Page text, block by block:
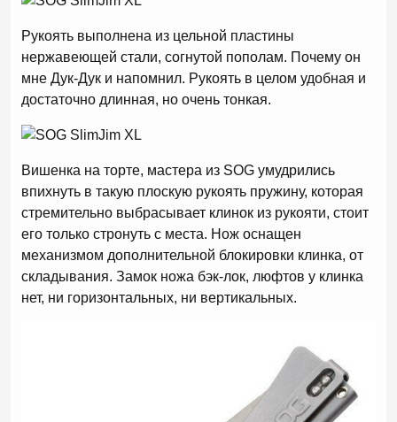
Рукоять выполнена из цельной пластины
нержавеющей стали, согнутой пополам. Почему он
мне Дук-Дук и напомнил. Рукоять в целом удобная и
достаточно длинная, но очень тонкая.
Вишенка на торте, мастера из SOG умудрились
впихнуть в такую плоскую рукоять пружину, которая
стремительно выбрасывает клинок из рукояти, стоит
его только стронуть с места. Нож оснащен
механизмом дополнительной блокировки клинка, от
складывания. Замок ножа бэк-лок, люфтов у клинка
нет, ни горизонтальных, ни вертикальных.